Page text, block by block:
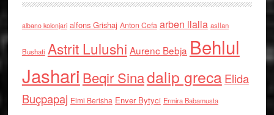
albano kolonjari alfons Grishaj Anton Cefa arben llalla asllan
Bushati Astrit Lulushi Aurenc Bebja Behlul
Jashari Beqir Sinadalip grecaElida
Buçpapaj Elmi Berisha Enver Bytyci Ermira Babamusta